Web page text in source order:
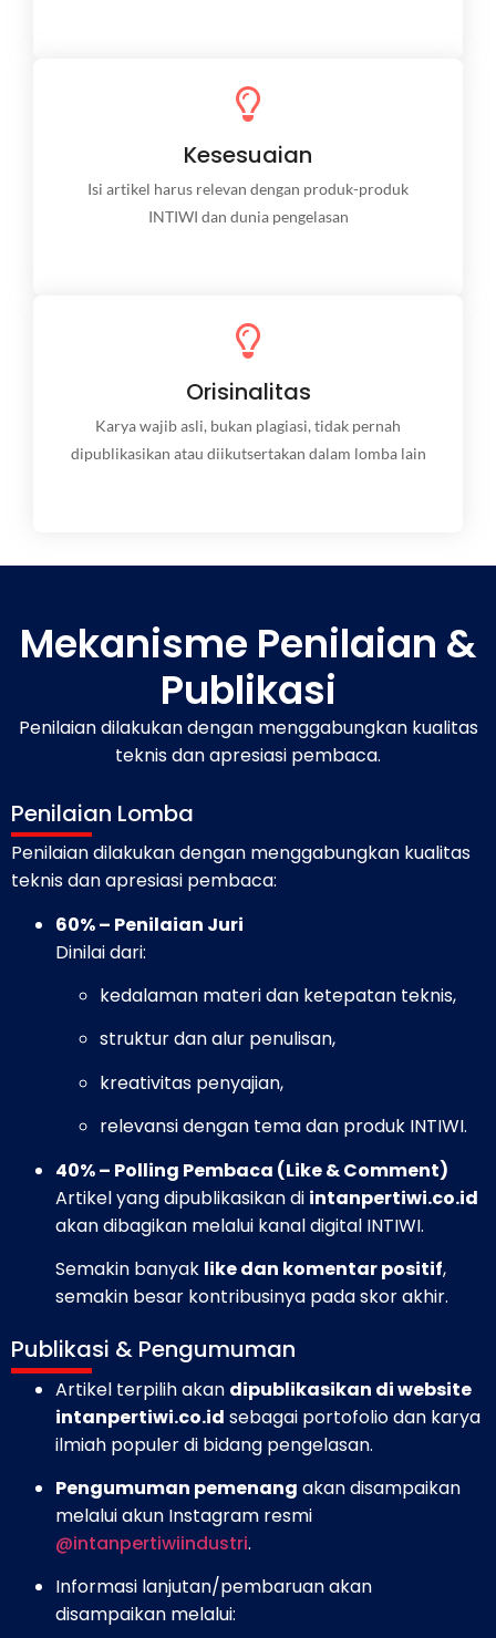
Kesesuaian
Isi artikel harus relevan dengan produk-produk
INTIWI dan dunia pengelasan
Dilengkapi contoh kasus, studi singkat, atau
referensi teknis yang relevan.
Orisinalitas
Karya wajib asli, bukan plagiasi, tidak pernah
dipublikasikan atau diikutsertakan dalam lomba lain
Dilengkapi contoh kasus, studi singkat, atau
referensi teknis yang relevan.
Mekanisme Penilaian &
Publikasi
Penilaian dilakukan dengan menggabungkan kualitas
teknis dan apresiasi pembaca.
Penilaian Lomba
Penilaian dilakukan dengan menggabungkan kualitas
teknis dan apresiasi pembaca:
60% – Penilaian Juri
Dinilai dari:
kedalaman materi dan ketepatan teknis,
struktur dan alur penulisan,
kreativitas penyajian,
relevansi dengan tema dan produk INTIWI.
40% – Polling Pembaca (Like & Comment)
Artikel yang dipublikasikan di intanpertiwi.co.id
akan dibagikan melalui kanal digital INTIWI.
Semakin banyak like dan komentar positif,
semakin besar kontribusinya pada skor akhir.
Publikasi & Pengumuman
Artikel terpilih akan dipublikasikan di website
intanpertiwi.co.id sebagai portofolio dan karya
ilmiah populer di bidang pengelasan.
Pengumuman pemenang akan disampaikan
melalui akun Instagram resmi
@intanpertiwiindustri.
Informasi lanjutan/pembaruan akan
disampaikan melalui: